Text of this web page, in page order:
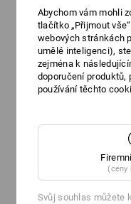
Abychom vám mohli
tlačítko „Přijmout
webových stránkách
umělé inteligenci),
zejména k
doporučení produktů,
používání těchto
(ceny
Svůj souhlas můžete